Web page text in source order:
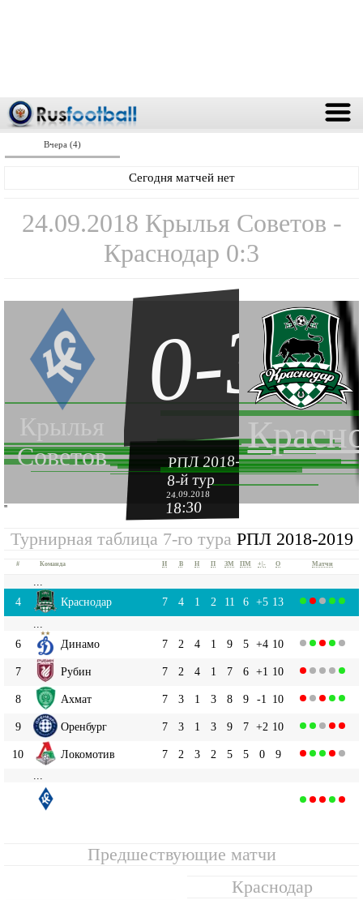
Вчера (4)
Сегодня матчей нет
24.09.2018 Крылья Советов -
Краснодар 0:3
Крылья
Советов
0-3
РПЛ 2018-2019
8-й тур
24.09.2018
18:30
''
Турнирная таблица 7-го тура РПЛ 2018-2019
# Команда И В Н П ЗМ ПМ +|- О Матчи
4
Краснодар 7 4 1 2 11 6 +5 13
6
Динамо 7 2 4 1 9 5 +4 10
7 Рубин 7 2 4 1 7 6 +1 10
8 Ахмат 7 3 1 3 8 9 -1 10
9 Оренбург 7 3 1 3 9 7 +2 10
10 Локомотив 7 2 3 2 5 5 0
9
Предшествующие матчи
Краснодар